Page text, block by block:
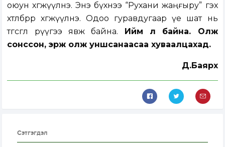
оюун хөгжүүлнэ. Энэ бүхнээ “Рухани жаңғыру” гэх
хөтөлбөрөөр хөгжүүлнэ. Одоо гуравдугаар үе шат нь
төгсгөл рүүгээ явж байна.
Ийм л байна. Олж
сонссон, эрж олж уншсанаасаа хуваалцахад.
Д.Баярхүү
Сэтгэгдэл